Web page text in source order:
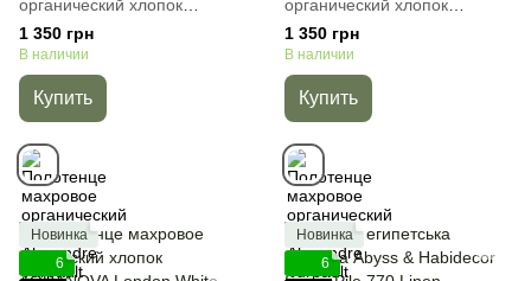
органический хлопок
Alexandre Turpault Essentiel,
Голубой, 40х60 см, Гостевое
1 350 грн
В наличии
Купить
органический хлопок
Alexandre Turpault Essentiel,
Темно-зелёный, 40х60 см,
Гостевое
1 350 грн
В наличии
Купить
Новинка
6
Новинка
6